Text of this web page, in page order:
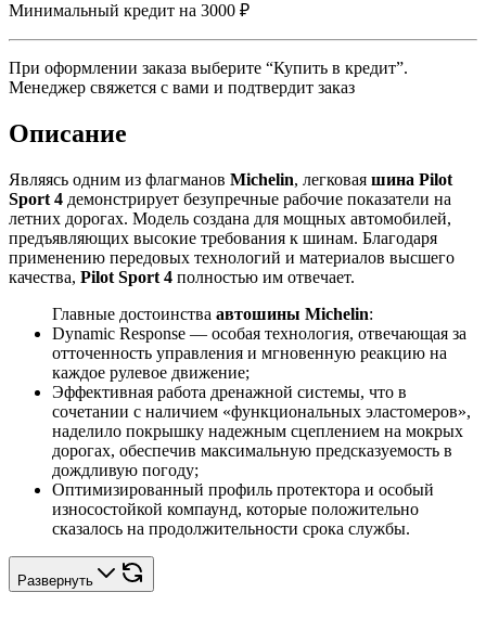
Минимальный кредит на 3000 ₽
При оформлении заказа выберите “Купить в кредит”.
Менеджер свяжется с вами и подтвердит заказ
Описание
Являясь одним из флагманов Michelin, легковая шина Pilot
Sport 4 демонстрирует безупречные рабочие показатели на
летних дорогах. Модель создана для мощных автомобилей,
предъявляющих высокие требования к шинам. Благодаря
применению передовых технологий и материалов высшего
качества, Pilot Sport 4 полностью им отвечает.
Главные достоинства автошины Michelin:
Dynamic Response — особая технология, отвечающая за
отточенность управления и мгновенную реакцию на
каждое рулевое движение;
Эффективная работа дренажной системы, что в
сочетании с наличием «функциональных эластомеров»,
наделило покрышку надежным сцеплением на мокрых
дорогах, обеспечив максимальную предсказуемость в
дождливую погоду;
Оптимизированный профиль протектора и особый
износостойкой компаунд, которые положительно
сказалось на продолжительности срока службы.
Развернуть